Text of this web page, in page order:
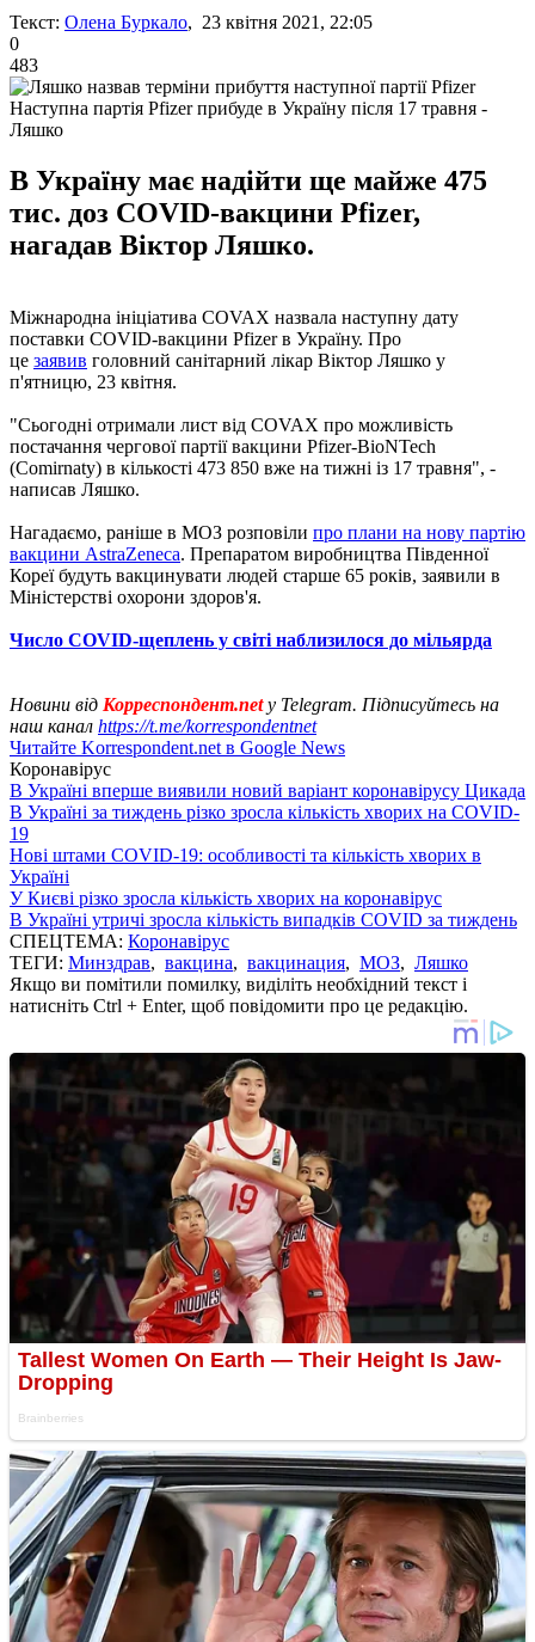
Текст: Олена Буркало, 23 квітня 2021, 22:05
0
483
Наступна партія Pfizer прибуде в Україну після 17 травня -
Ляшко
В Україну має надійти ще майже 475
тис. доз COVID-вакцини Pfizer,
нагадав Віктор Ляшко.
Міжнародна ініціатива COVAX назвала наступну дату
поставки COVID-вакцини Pfizer в Україну. Про
це заявив головний санітарний лікар Віктор Ляшко у
п'ятницю, 23 квітня.
"Сьогодні отримали лист від COVAX про можливість
постачання чергової партії вакцини Pfizer-BioNTech
(Comirnaty) в кількості 473 850 вже на тижні із 17 травня", -
написав Ляшко.
Нагадаємо, раніше в МОЗ розповіли про плани на нову партію
вакцини AstraZeneca. Препаратом виробництва Південної
Кореї будуть вакцинувати людей старше 65 років, заявили в
Міністерстві охорони здоров'я.
Число COVID-щеплень у світі наблизилося до мільярда
Новини від Корреспондент.netу Telegram. Підписуйтесь на
наш канал https://t.me/korrespondentnet
Читайте Korrespondent.net в Google News
Коронавірус
В Україні вперше виявили новий варіант коронавірусу Цикада
В Україні за тиждень різко зросла кількість хворих на COVID-
19
Нові штами COVID-19: особливості та кількість хворих в
Україні
У Києві різко зросла кількість хворих на коронавірус
В Україні утричі зросла кількість випадків COVID за тиждень
СПЕЦТЕМА: Коронавірус
ТЕГИ: Минздрав, вакцина, вакцинация, МОЗ, Ляшко
Якщо ви помітили помилку, виділіть необхідний текст і
натисніть Ctrl + Enter, щоб повідомити про це редакцію.